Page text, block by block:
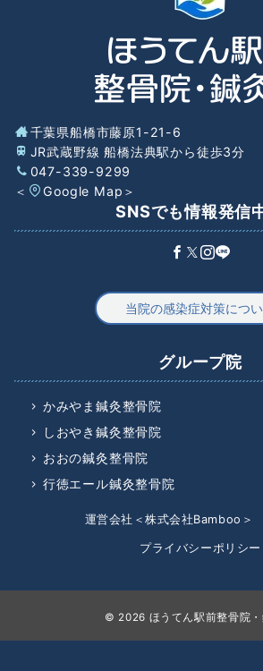
千葉県船橋市藤原1-21-6
JR武蔵野線 船橋法典駅から徒歩3分
047-339-9299
＜
Google Map ＞
SNSでも情報発信
当院の感染症対策につ
グループ院
かみやま鍼灸整骨院
しおやき鍼灸整骨院
おおの鍼灸整骨院
行徳エール鍼灸整骨院
運営会社＜株式会社Bamboo＞
プライバシーポリシー
© 2026 ほうてん駅前整骨院